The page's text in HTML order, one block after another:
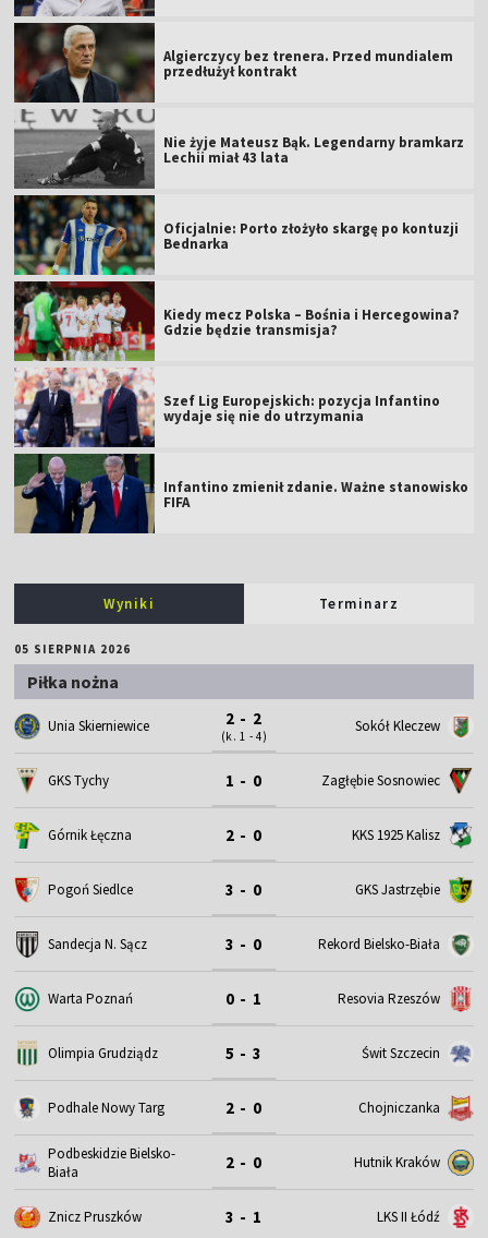
Algierczycy bez trenera. Przed mundialem
przedłużył kontrakt
Nie żyje Mateusz Bąk. Legendarny bramkarz
Lechii miał 43 lata
Oficjalnie: Porto złożyło skargę po kontuzji
Bednarka
Kiedy mecz Polska – Bośnia i Hercegowina?
Gdzie będzie transmisja?
Szef Lig Europejskich: pozycja Infantino
wydaje się nie do utrzymania
Infantino zmienił zdanie. Ważne stanowisko
FIFA
Wyniki Terminarz
05 SIERPNIA 2026
Piłka nożna
Unia Skierniewice 2 - 2
(k. 1 - 4)
Sokół Kleczew
GKS Tychy 1 - 0 Zagłębie Sosnowiec
Górnik Łęczna 2 - 0 KKS 1925 Kalisz
Pogoń Siedlce 3 - 0 GKS Jastrzębie
Sandecja N. Sącz 3 - 0 Rekord Bielsko-Biała
Warta Poznań 0 - 1 Resovia Rzeszów
Olimpia Grudziądz 5 - 3 Świt Szczecin
Podhale Nowy Targ 2 - 0 Chojniczanka
Podbeskidzie Bielsko-
Biała
2 - 0 Hutnik Kraków
Znicz Pruszków 3 - 1 LKS II Łódź